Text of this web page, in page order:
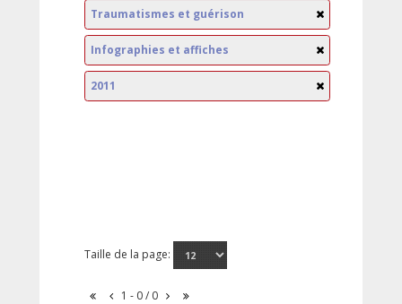
Traumatismes et guérison
Infographies et affiches
2011
Taille de la page:
1 - 0 / 0